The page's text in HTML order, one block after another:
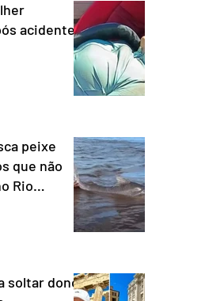
acidente
peixe
que não
Rio
soltar dono